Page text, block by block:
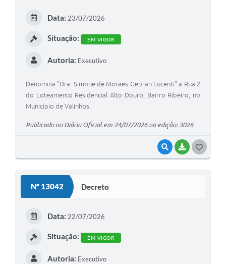
VISUALIZAR
BAIXAR
Data: 23/07/2026
Situação: EM VIGOR
Autoria: Executivo
Denomina "Dra. Simone de Moraes Gebran Lucenti" a Rua 2
do Loteamento Residencial Alto Douro, Bairro Ribeiro, no
Município de Valinhos.
Publicado no Diário Oficial em 24/07/2026 na edição: 3026
Nº 13042 Decreto
Data: 22/07/2026
Situação: EM VIGOR
Autoria: Executivo